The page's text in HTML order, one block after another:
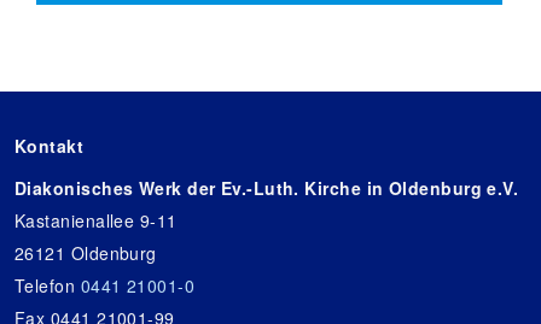
Kontakt
Diakonisches Werk der Ev.-Luth. Kirche in Oldenburg e.V.
Kastanienallee 9-11
26121 Oldenburg
Telefon 0441 21001-0
Fax 0441 21001-99